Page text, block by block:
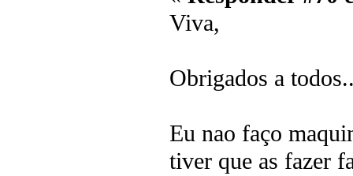
Viva,
Obrigados a
Eu nao faço
tiver que as fazer